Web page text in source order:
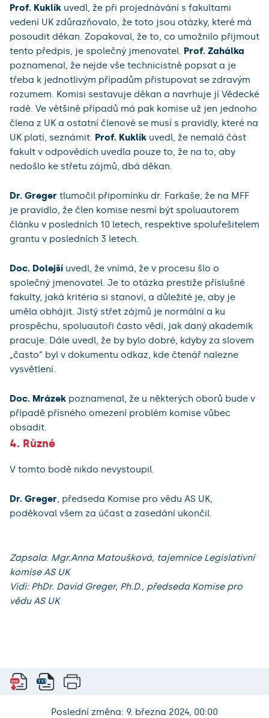
Prof. Kuklík uvedl, že při projednávání s fakultami
vedení UK zdůrazňovalo, že toto jsou otázky, které má
posoudit děkan. Zopakoval, že to, co umožnilo přijmout
tento předpis, je společný jmenovatel. Prof. Zahálka
poznamenal, že nejde vše technicistně popsat a je
třeba k jednotlivým případům přistupovat se zdravým
rozumem. Komisi sestavuje děkan a navrhuje jí Vědecké
radě. Ve většině případů má pak komise už jen jednoho
člena z UK a ostatní členové se musí s pravidly, které na
UK platí, seznámit. Prof. Kuklík uvedl, že nemalá část
fakult v odpovědích uvedla pouze to, že na to, aby
nedošlo ke střetu zájmů, dbá děkan.
Dr. Greger tlumočil připomínku dr. Farkaše, že na MFF
je pravidlo, že člen komise nesmí být spoluautorem
článku v posledních 10 letech, respektive spoluřešitelem
grantu v posledních 3 letech.
Doc. Dolejší uvedl, že vnímá, že v procesu šlo o
společný jmenovatel. Je to otázka prestiže příslušné
fakulty, jaká kritéria si stanoví, a důležité je, aby je
uměla obhájit. Jistý střet zájmů je normální a ku
prospěchu, spoluautoři často vědí, jak daný akademik
pracuje. Dále uvedl, že by bylo dobré, kdyby za slovem
„často“ byl v dokumentu odkaz, kde čtenář nalezne
vysvětlení.
Doc. Mrázek poznamenal, že u některých oborů bude v
případě přísného omezení problém komise vůbec
obsadit.
4. Různé
V tomto bodě nikdo nevystoupil.
Dr. Greger, předseda Komise pro vědu AS UK,
poděkoval všem za účast a zasedání ukončil.
Zapsala: Mgr.Anna Matoušková, tajemnice Legislativní
komise AS UK
Vidi: PhDr. David Greger, Ph.D., předseda Komise pro
vědu AS UK
Poslední změna: 9. března 2024, 00:00